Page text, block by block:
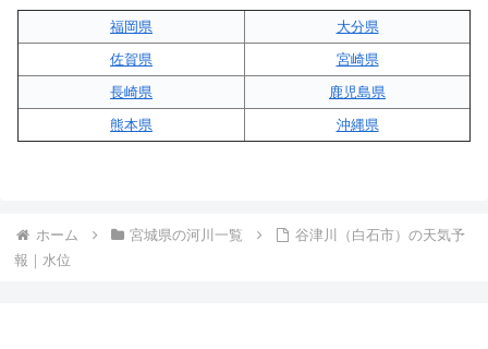
福岡県
大分県
佐賀県
宮崎県
長崎県
鹿児島県
熊本県
沖縄県
ホーム 宮城県の河川一覧
谷津川（白石市）の天気予
報｜水位